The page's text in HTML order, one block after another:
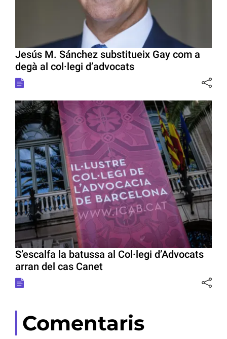
Jesús M. Sánchez substitueix Gay com a
degà al col·legi d’advocats
S’escalfa la batussa al Col·legi d’Advocats
arran del cas Canet
Comentaris